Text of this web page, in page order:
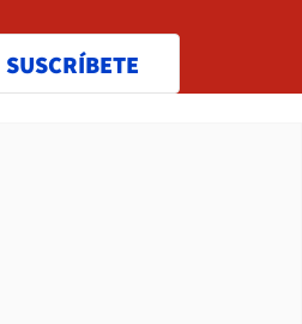
SUSCRÍBETE